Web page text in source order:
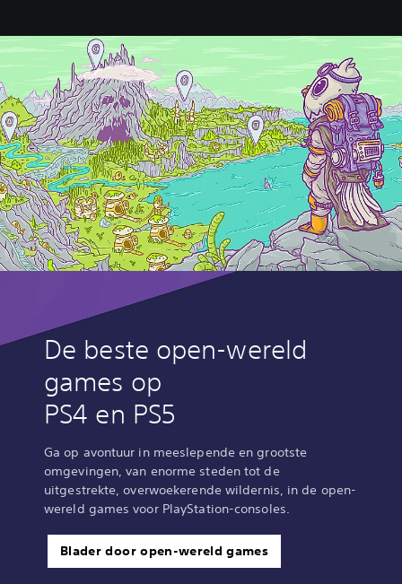
De beste open-wereld
games op
PS4 en PS5
Ga op avontuur in meeslepende en grootste
omgevingen, van enorme steden tot de
uitgestrekte, overwoekerende wildernis, in de open-
wereld games voor PlayStation-consoles.‎
Blader door open-wereld games